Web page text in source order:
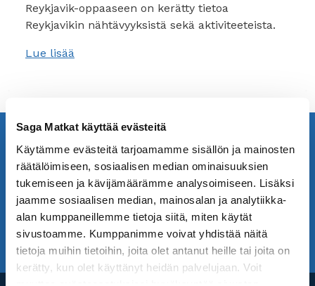
Saga Matkat käyttää evästeitä
Käytämme evästeitä tarjoamamme sisällön ja mainosten
räätälöimiseen, sosiaalisen median ominaisuuksien
tukemiseen ja kävijämäärämme analysoimiseen. Lisäksi
jaamme sosiaalisen median, mainosalan ja analytiikka-
alan kumppaneillemme tietoja siitä, miten käytät
sivustoamme. Kumppanimme voivat yhdistää näitä
tietoja muihin tietoihin, joita olet antanut heille tai joita on
kerätty, kun olet käyttänyt heidän palvelujaan. Voit
Reykjavik-oppaaseen on kerätty tietoa
Reykjavikin nähtävyyksistä sekä aktiviteeteista.
Lue lisää
Minne matkustat seuraavaksi? Löydä meiltä
inspiraatiota!
Tilaa Saga Matkojen uutiskirje! Vastaanota
uusimmat matkatarjouksemme ja matkavinkit.
TILAA UUTISKIRJE UUTISKIRJEARKISTO